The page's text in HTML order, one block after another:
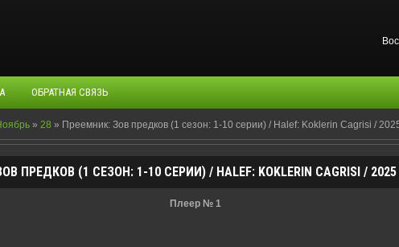
ОБРАТНАЯ СВЯЗЬ
» 28 » Преемник: Зов предков (1 сезон: 1-10 серии) / Halef: Koklerin Cagrisi /
ПРЕДКОВ (1 СЕЗОН: 1-10 СЕРИИ) / HALEF: KOKLERIN CAGRISI / 2025
Плеер № 1